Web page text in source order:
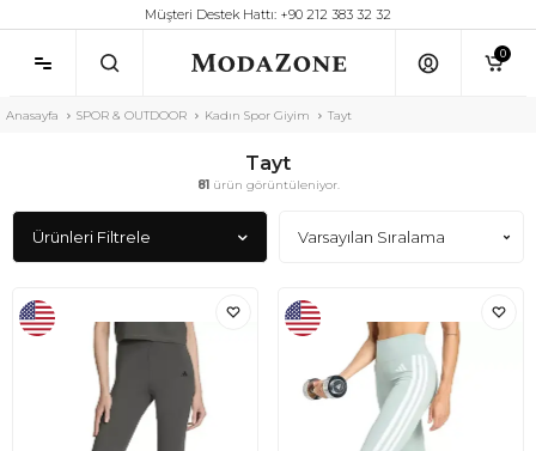
Müşteri Destek Hattı: +90 212 383 32 32
0
Anasayfa SPOR & OUTDOOR Kadın Spor Giyim Tayt
Tayt
81ürün görüntüleniyor.
Ürünleri Filtrele